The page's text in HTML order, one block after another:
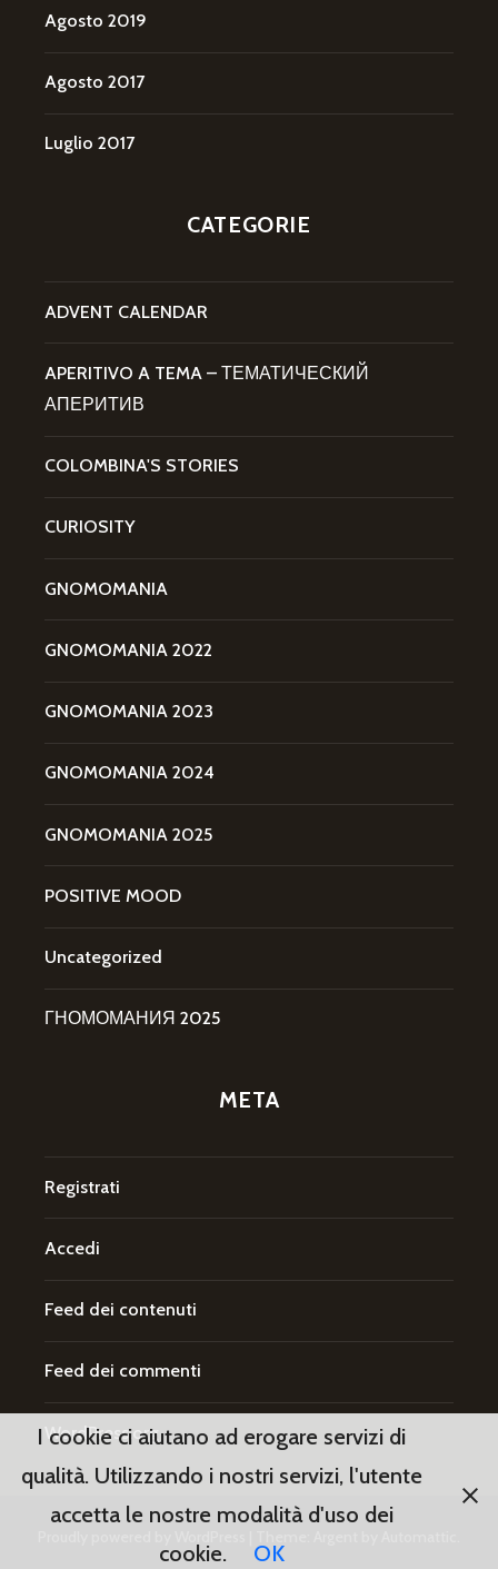
Agosto 2019
Agosto 2017
Luglio 2017
CATEGORIE
ADVENT CALENDAR
APERITIVO A TEMA – ТЕМАТИЧЕСКИЙ
АПЕРИТИВ
COLOMBINA'S STORIES
CURIOSITY
GNOMOMANIA
GNOMOMANIA 2022
GNOMOMANIA 2023
GNOMOMANIA 2024
GNOMOMANIA 2025
POSITIVE MOOD
Uncategorized
ГНОМОМАНИЯ 2025
META
Registrati
Accedi
Feed dei contenuti
Feed dei commenti
WordPress.org
I cookie ci aiutano ad erogare servizi di
qualità. Utilizzando i nostri servizi, l'utente
accetta le nostre modalità d'uso dei
cookie.
OK